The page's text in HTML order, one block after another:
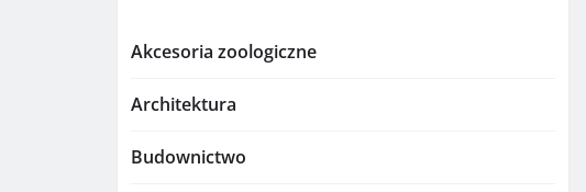
Akcesoria zoologiczne
Architektura
Budownictwo